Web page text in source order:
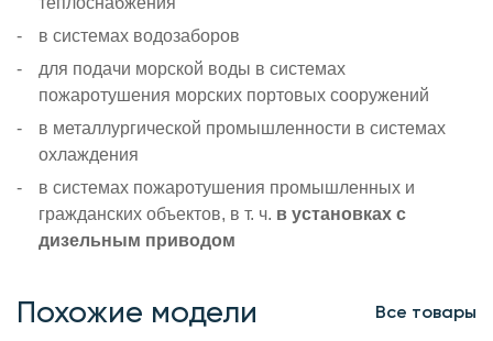
в системах водозаборов
для подачи морской воды в системах
пожаротушения морских портовых сооружений
в металлургической промышленности в системах
охлаждения
в системах пожаротушения промышленных и
гражданских объектов, в т. ч. в установках с
дизельным приводом
Похожие модели Все товары